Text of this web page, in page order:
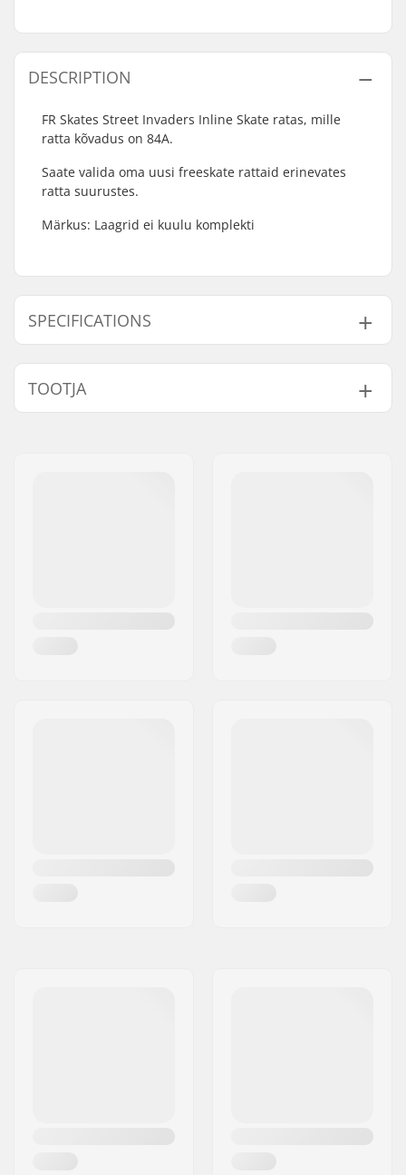
DESCRIPTION
FR Skates Street Invaders Inline Skate ratas, mille
ratta kõvadus on 84A.
Saate valida oma uusi freeskate rattaid erinevates
ratta suurustes.
Märkus: Laagrid ei kuulu komplekti
SPECIFICATIONS
Ratta läbimõõt:
72mm, 76mm, 80mm,
Ratta kõvadus:
84A
TOOTJA